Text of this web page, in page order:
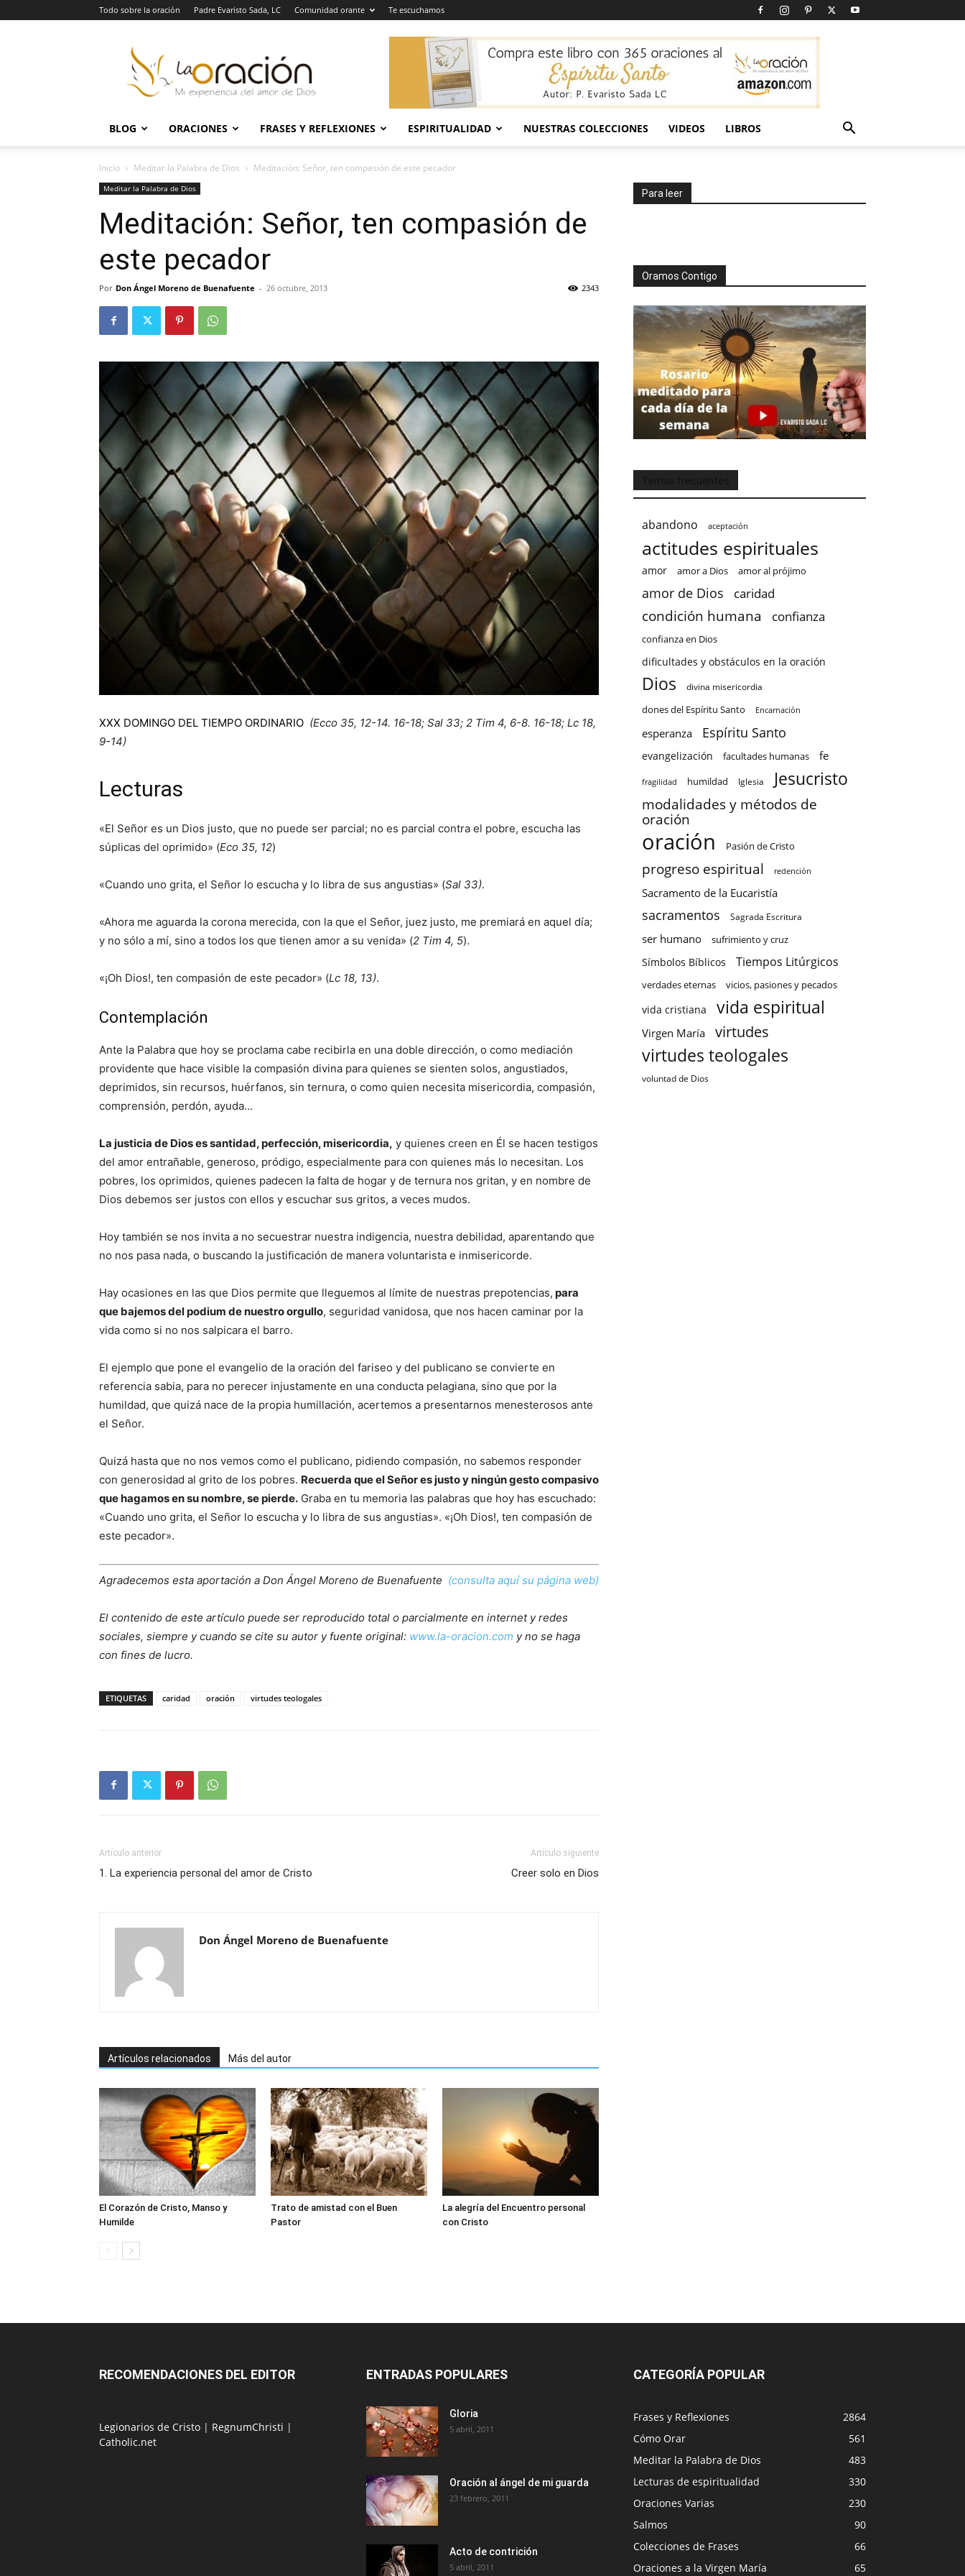
Todo sobre la oración Padre Evaristo Sada, LC Comunidad orante Te escuchamos
Oración
BLOG ORACIONES FRASES Y REFLEXIONES ESPIRITUALIDAD NUESTRAS COLECCIONES VIDEOS LIBROS
Inicio Meditar la Palabra de Dios Meditación: Señor, ten compasión de este pecador
Meditar la Palabra de Dios
Meditación: Señor, ten compasión de
este pecador
Por Don Ángel Moreno de Buenafuente - 26 octubre, 2013 2343
XXX DOMINGO DEL TIEMPO ORDINARIO (Ecco 35, 12-14. 16-18; Sal 33; 2 Tim 4, 6-8. 16-18; Lc 18,
9-14)
Lecturas
«El Señor es un Dios justo, que no puede ser parcial; no es parcial contra el pobre, escucha las
súplicas del oprimido» (Eco 35, 12)
«Cuando uno grita, el Señor lo escucha y lo libra de sus angustias» (Sal 33).
«Ahora me aguarda la corona merecida, con la que el Señor, juez justo, me premiará en aquel día;
y no sólo a mí, sino a todos los que tienen amor a su venida» (2 Tim 4, 5).
«¡Oh Dios!, ten compasión de este pecador» (Lc 18, 13).
Contemplación
Ante la Palabra que hoy se proclama cabe recibirla en una doble dirección, o como mediación
providente que hace visible la compasión divina para quienes se sienten solos, angustiados,
deprimidos, sin recursos, huérfanos, sin ternura, o como quien necesita misericordia, compasión,
comprensión, perdón, ayuda…
La justicia de Dios es santidad, perfección, misericordia, y quienes creen en Él se hacen testigos
del amor entrañable, generoso, pródigo, especialmente para con quienes más lo necesitan. Los
pobres, los oprimidos, quienes padecen la falta de hogar y de ternura nos gritan, y en nombre de
Dios debemos ser justos con ellos y escuchar sus gritos, a veces mudos.
Hoy también se nos invita a no secuestrar nuestra indigencia, nuestra debilidad, aparentando que
no nos pasa nada, o buscando la justificación de manera voluntarista e inmisericorde.
Hay ocasiones en las que Dios permite que lleguemos al límite de nuestras prepotencias, para
que bajemos del podium de nuestro orgullo, seguridad vanidosa, que nos hacen caminar por la
vida como si no nos salpicara el barro.
El ejemplo que pone el evangelio de la oración del fariseo y del publicano se convierte en
referencia sabia, para no perecer injustamente en una conducta pelagiana, sino que por la
humildad, que quizá nace de la propia humillación, acertemos a presentarnos menesterosos ante
el Señor.
Quizá hasta que no nos vemos como el publicano, pidiendo compasión, no sabemos responder
con generosidad al grito de los pobres. Recuerda que el Señor es justo y ningún gesto compasivo
que hagamos en su nombre, se pierde. Graba en tu memoria las palabras que hoy has escuchado:
«Cuando uno grita, el Señor lo escucha y lo libra de sus angustias». «¡Oh Dios!, ten compasión de
este pecador».
Agradecemos esta aportación a Don Ángel Moreno de Buenafuente (consulta aquí su página web)
El contenido de este artículo puede ser reproducido total o parcialmente en internet y redes
sociales, siempre y cuando se cite su autor y fuente original: www.la-oracion.com y no se haga
con fines de lucro.
ETIQUETAS caridad oración virtudes teologales
Artículo anterior
1. La experiencia personal del amor de Cristo
Artículo siguiente
Creer solo en Dios
Don Ángel Moreno de Buenafuente
Artículos relacionados Más del autor
El Corazón de Cristo, Manso y
Humilde
Trato de amistad con el Buen
Pastor
La alegría del Encuentro personal
con Cristo
Para leer
Oramos Contigo
abandono aceptación
actitudes espirituales
amor amor a Dios amor al prójimo
amor de Dios caridad
condición humana confianza
confianza en Dios
dificultades y obstáculos en la oración
Dios divina misericordia
dones del Espíritu Santo Encarnación
esperanza Espíritu Santo
evangelización facultades humanas fe
fragilidad humildad Iglesia Jesucristo
modalidades y métodos de
oración
oración Pasión de Cristo
progreso espiritual redención
Sacramento de la Eucaristía
sacramentos Sagrada Escritura
ser humano sufrimiento y cruz
Símbolos Bíblicos Tiempos Litúrgicos
verdades eternas vicios, pasiones y pecados
vida cristiana vida espiritual
Virgen María virtudes
virtudes teologales
voluntad de Dios
RECOMENDACIONES DEL EDITOR
Legionarios de Cristo | RegnumChristi |
Catholic.net
ENTRADAS POPULARES
Gloria
5 abril, 2011
Oración al ángel de mi guarda
23 febrero, 2011
Acto de contrición
5 abril, 2011
CATEGORÍA POPULAR
Frases y Reflexiones
2864
Cómo Orar
561
Meditar la Palabra de Dios
483
Lecturas de espiritualidad
330
Oraciones Varias
230
Salmos
90
Colecciones de Frases
66
Oraciones a la Virgen María
65